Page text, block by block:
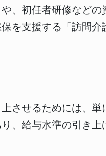
、初任者研修など
を支援する「訪問介
させるためには、
、給与水準の引き